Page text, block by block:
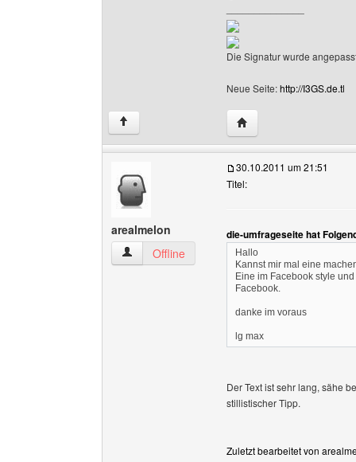
Die Signatur wurde
Neue Seite:http://I3GS.de.tl
↑ Website dieses
arealmelon
arealmelon Benutzer-Profile anzeigen
Offline
30.10.2011 um 21:51
Titel:
die-umfrageseite hat
Hallo
Kannst mir mal eine
Eine im Facebook style
Facebook.
danke im voraus
lg max
Der Text ist sehr lang, sähe
stillistischer Tipp.
Zuletzt bearbeitet von